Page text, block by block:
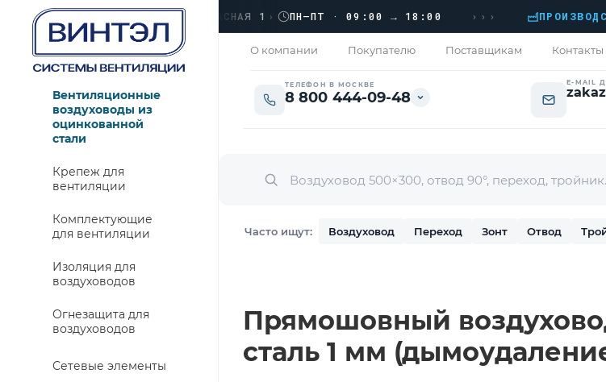
› ЛЮБЕРЦЫ, УЛ. КРАСНАЯ 1› ПН–ПТ · 09:00 → 18:00 ››› ПРОИЗВОДСТВО
О компании Покупателю Поставщикам Контакты
ТЕЛЕФОН В МОСКВЕ
8 800 444-09-48
E-MAIL
Часто ищут: Воздуховод Переход Зонт Отвод
Вентиляционные
воздуховоды из
оцинкованной
стали
Крепеж для
вентиляции
Комплектующие
для вентиляции
Изоляция для
воздуховодов
Огнезащита для
воздуховодов
Сетевые элементы
Прямошовный
сталь 1 мм